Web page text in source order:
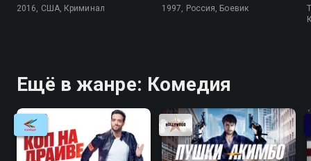
2016, США, Криминал 1997, Россия, Боевик
Ещё в жанре: Комедия